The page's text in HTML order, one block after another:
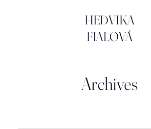
HEDVIKA
FIALOVÁ
HEDVIKA FIALOVÁ
Archives